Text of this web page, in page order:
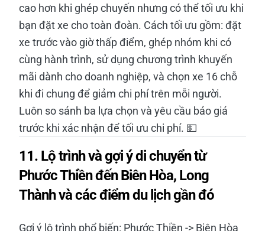
cao hơn khi ghép chuyến nhưng có thể tối ưu khi
bạn đặt xe cho toàn đoàn. Cách tối ưu gồm: đặt
xe trước vào giờ thấp điểm, ghép nhóm khi có
cùng hành trình, sử dụng chương trình khuyến
mãi dành cho doanh nghiệp, và chọn xe 16 chỗ
khi đi chung để giảm chi phí trên mỗi người.
Luôn so sánh ba lựa chọn và yêu cầu báo giá
trước khi xác nhận để tối ưu chi phí. 💵
11. Lộ trình và gợi ý di chuyển từ
Phước Thiền đến Biên Hòa, Long
Thành và các điểm du lịch gần đó
Gợi ý lộ trình phổ biến: Phước Thiền -> Biên Hòa